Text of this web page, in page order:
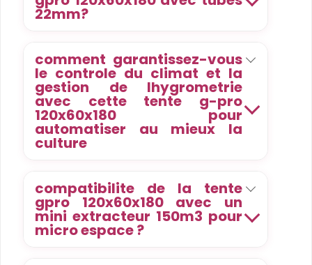
22mm?
comment garantissez-vous
le controle du climat et la
gestion de lhygrometrie
avec cette tente g-pro
120x60x180 pour
automatiser au mieux la
culture
compatibilite de la tente
gpro 120x60x180 avec un
mini extracteur 150m3 pour
micro espace ?